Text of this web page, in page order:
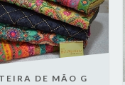
DE MÃO G